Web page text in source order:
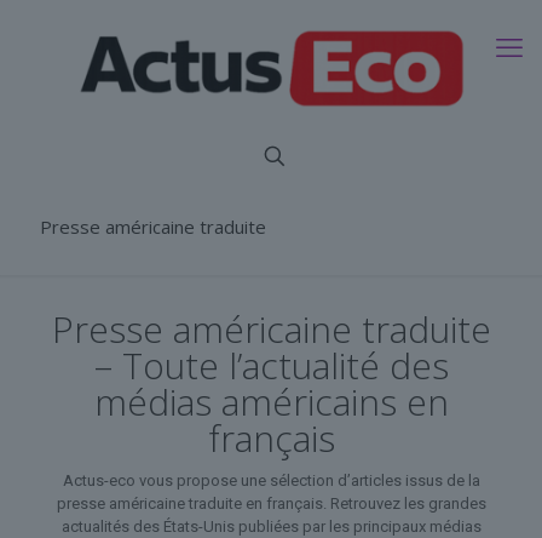
Presse américaine traduite
Presse américaine traduite
– Toute l’actualité des
médias américains en
français
Actus-eco vous propose une sélection d’articles issus de la
presse américaine traduite en français. Retrouvez les grandes
actualités des États-Unis publiées par les principaux médias